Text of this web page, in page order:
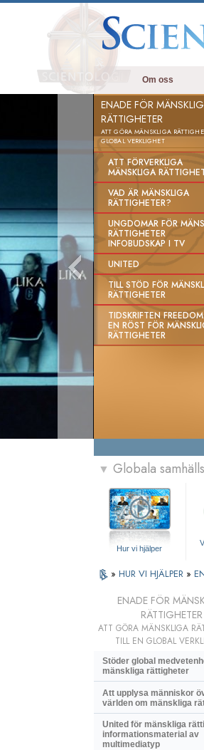
Om oss
ENADE FÖR
RÄTTIGHETER
ATT GÖRA MÄNSKLIGA
GLOBAL VERKLIGHET
ATT FÖRVERKLIGA
MÄNSKLIGA
VAD ÄR MÄNSKLIGA
RÄTTIGHETER?
UNGDOMAR FÖR
RÄTTIGHETER
INFOBUDSKAP I TV
UNITED
TILL STÖD FÖR
RÄTTIGHETER
TIDSKRIFTEN FREEDOM:
EN RÖST FÖR
RÄTTIGHETER
▼ Globala
Hur vi hjälper
» HUR VI HJÄLPER »
ENADE FÖR
RÄTTIGHETER
ATT GÖRA MÄNSKLIGA
TILL EN GLOBAL
Stöder global
mänskliga rättigheter
Att upplysa människor
världen om mänskliga
United för mänskliga
informationsmaterial av
multimediatyp